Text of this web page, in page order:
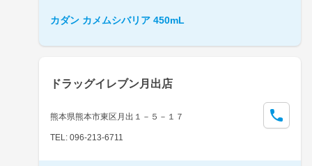
カダン カメムシバリア 450mL
ドラッグイレブン月出店
熊本県熊本市東区月出１－５－１７
TEL: 096-213-6711